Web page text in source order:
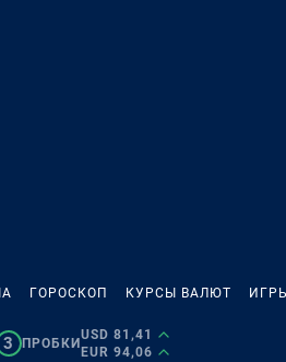
ГОРОСКОП КУРСЫ ВАЛЮТ
3 ПРОБКИ
USD 81,41
EUR 94,06